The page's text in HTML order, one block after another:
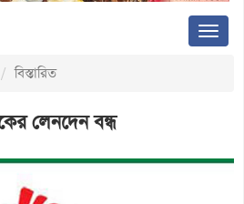
বিস্তারিত
লেনদেন বন্ধ